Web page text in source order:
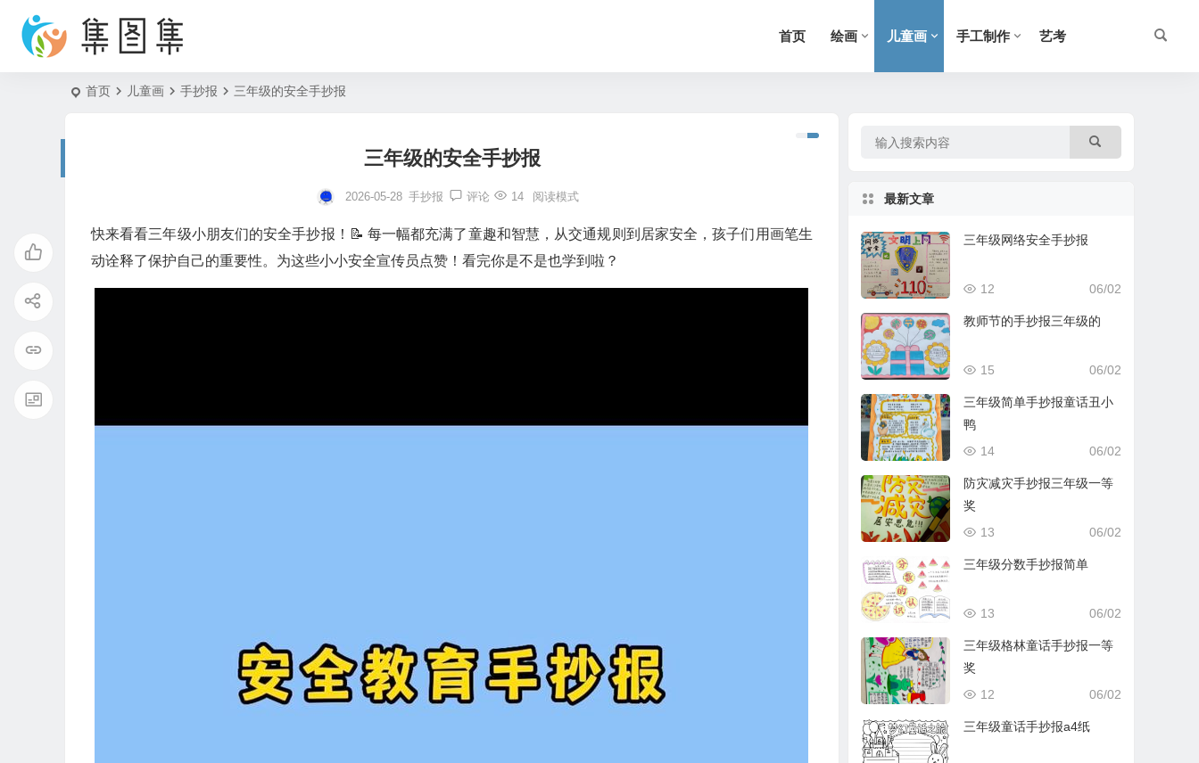
首页 绘画 儿童画 手工制作 艺考
首页 儿童画 手抄报 三年级的安全手抄报
三年级的安全手抄报
2026-05-28 手抄报 评论 14 阅读模式
快来看看三年级小朋友们的安全手抄报！📝 每一幅都充满了童趣和智慧，从交通规则到居家安全，孩子们用画笔生
动诠释了保护自己的重要性。为这些小小安全宣传员点赞！看完你是不是也学到啦？
最新文章
三年级网络安全手抄报
06/02
12
教师节的手抄报三年级的
06/02
15
三年级简单手抄报童话丑小
鸭
06/02
14
防灾减灾手抄报三年级一等
奖
06/02
13
三年级分数手抄报简单
06/02
13
三年级格林童话手抄报一等
奖
06/02
12
三年级童话手抄报a4纸